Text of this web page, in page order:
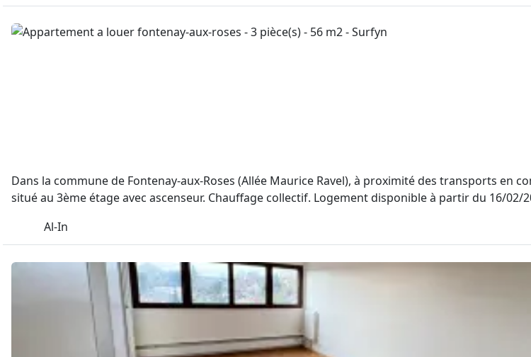
Dans la commune de Fontenay-aux-Roses (Allée Maurice Ravel), à proximité des transports en
situé au 3ème étage avec ascenseur. Chauffage collectif. Logement disponible à partir du 16/
Al-In